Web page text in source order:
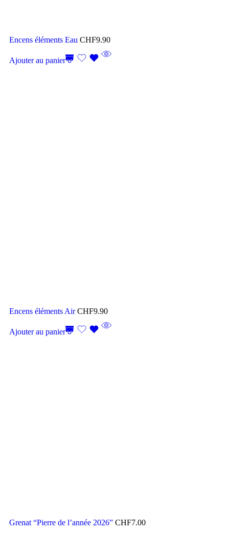
Encens éléments Eau CHF9.90
Ajouter au panier
Encens éléments AirCHF9.90
Ajouter au panier
Grenat “Pierre de l’année 2026” CHF7.00